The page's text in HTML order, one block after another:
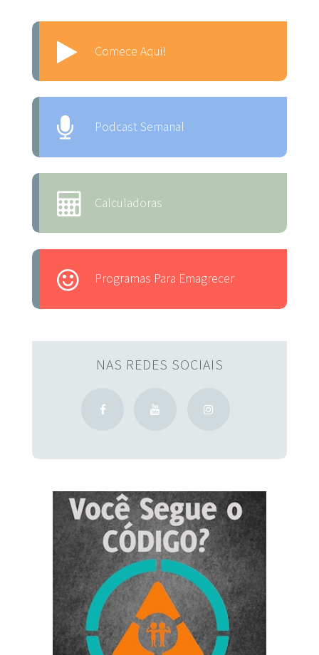
Comece Aqui!
Podcast Semanal
Calculadoras
Programas Para Emagrecer
NAS REDES SOCIAIS